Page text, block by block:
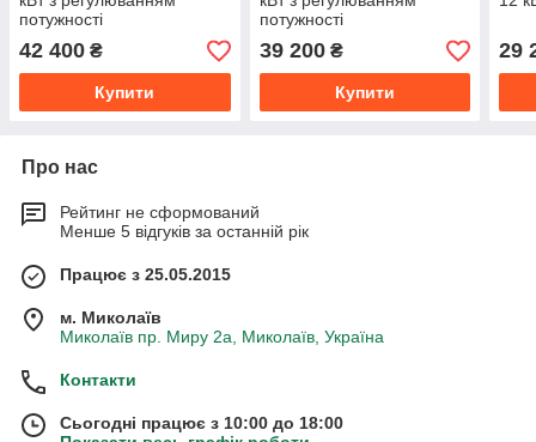
потужності
42 400 ₴
Купити
потужності
39 200₴
Купити
29
Про нас
Рейтинг не сформований
Менше 5 відгуків за останній рік
Працює з 25.05.2015
м. Миколаїв
Миколаїв пр. Миру 2а, Миколаїв, Україна
Контакти
Сьогодні працює з 10:00 до 18:00